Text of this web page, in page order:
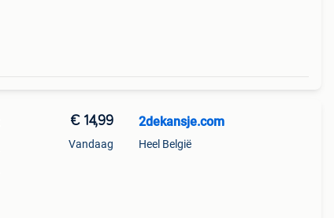
€ 14,99
Vandaag
2dekansje.com
Heel België